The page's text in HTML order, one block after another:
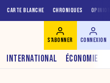
CARTE BLANCHE CHRONIQUES
INTERNATIONAL ÉCONOMIE
S'ABONNER CONNEXION